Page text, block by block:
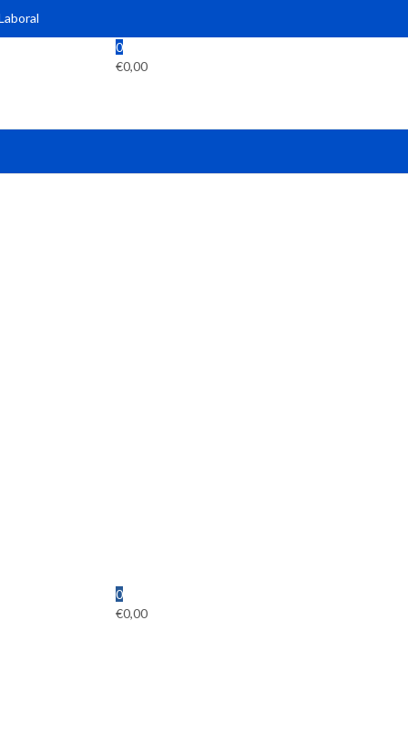
0
€0,00
0
€0,00